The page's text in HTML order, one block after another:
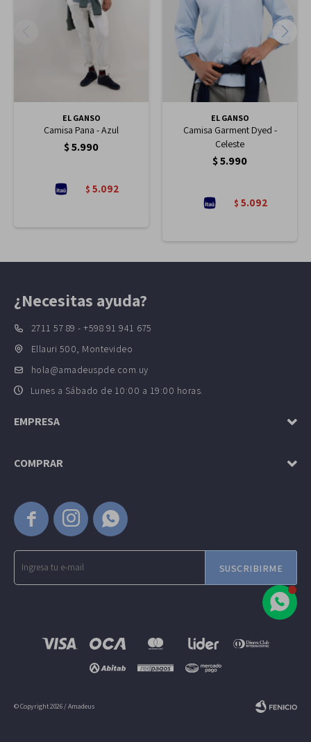
EL GANSO
Camisa Pana - Azul
$5.990
$ 5.092
EL GANSO
Camisa Garment Dyed -
Celeste
$5.990
$ 5.092
  
SUSCRIBIRME
¿Necesitas ayuda?
2711 57 89 - +598 91 941 675
Ellauri 500, Montevideo
hola@amadeuspde.com.uy
Lunes a Sábado de 10:00 a 19:00 horas.
EMPRESA
COMPRAR
© Copyright 2026 / Amadeus